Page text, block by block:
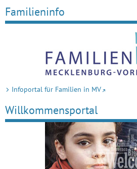
Familieninfo
Infoportal für Familien in MV
Willkommensportal